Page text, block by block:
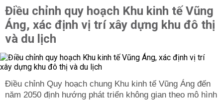
Điều chỉnh quy hoạch Khu kinh tế Vũng
Áng, xác định vị trí xây dựng khu đô thị
và du lịch
Điều chỉnh Quy hoạch chung Khu kinh tế Vũng Áng đến
năm 2050 định hướng phát triển không gian theo mô hình